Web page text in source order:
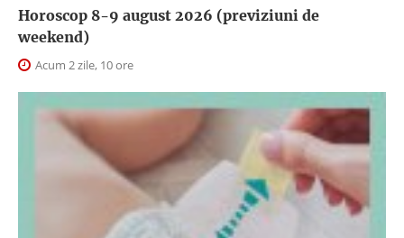
Horoscop 8-9 august 2026 (previziuni de
weekend)
Acum 2 zile, 10 ore